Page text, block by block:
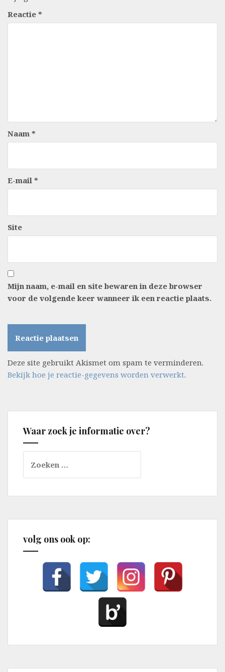
Reactie *
Naam *
E-mail *
Site
Mijn naam, e-mail en site bewaren in deze browser
voor de volgende keer wanneer ik een reactie plaats.
Deze site gebruikt Akismet om spam te verminderen.
Bekijk hoe je reactie-gegevens worden verwerkt.
Waar zoek je informatie over?
naar:
volg ons ook op: